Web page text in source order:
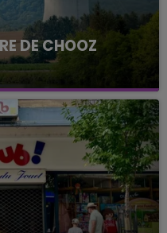
DE CHOOZ
la centrale
Une situation
qui est toujours